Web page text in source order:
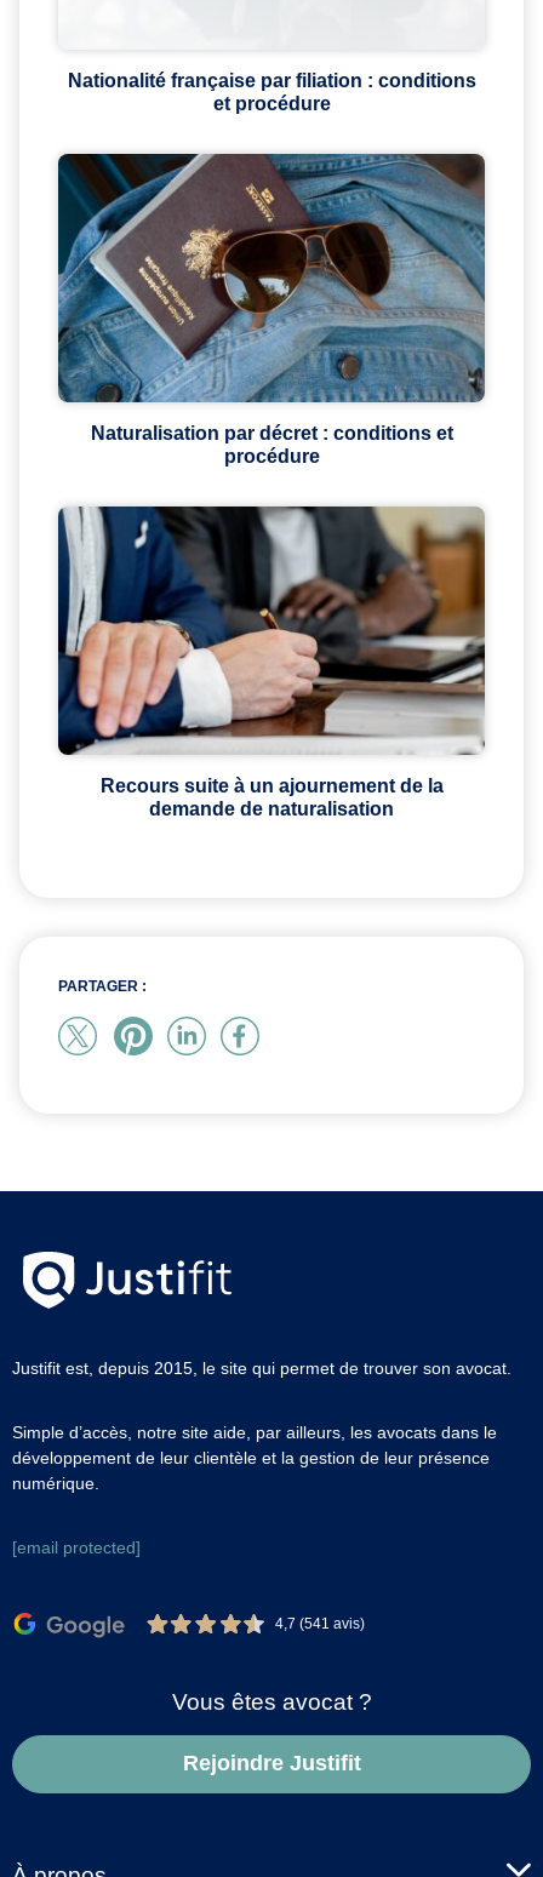
Nationalité française par filiation : conditions
et procédure
Naturalisation par décret : conditions et
procédure
Recours suite à un ajournement de la
demande de naturalisation
PARTAGER :
Justifit est, depuis 2015, le site qui permet de trouver son avocat.
Simple d’accès, notre site aide, par ailleurs, les avocats dans le
développement de leur clientèle et la gestion de leur présence
numérique.
[email protected]
4,7 (541 avis)
Vous êtes avocat ?
Rejoindre Justifit